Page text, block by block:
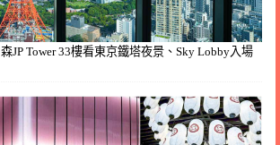
JP Tower 33樓看東京鐵塔夜景、Sky Lobby入場